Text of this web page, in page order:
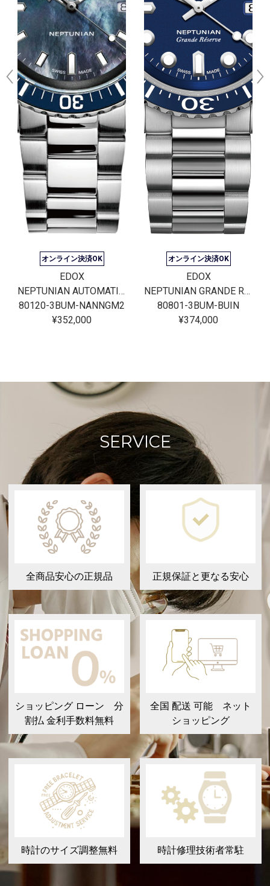
オンライン決済OK
EDOX
NEPTUNIAN AUTOMATIC JAPAN LIMITED EDITION
80120-3BUM-NANNGM2
¥352,000
オンライン決済OK
EDOX
NEPTUNIAN GRANDE RESERVE DATE AUTOMATIC
80801-3BUM-BUIN
¥374,000
SERVICE
全商品安心の正規品 正規保証と更なる安心
ショッピング ローン 分
割払 金利手数料無料
全国 配送 可能 ネット
ショッピング
時計のサイズ調整無料 時計修理技術者常駐